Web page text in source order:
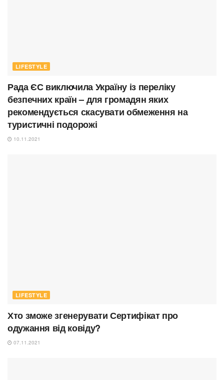
LIFESTYLE
Рада ЄС виключила Україну із переліку
безпечних країн – для громадян яких
рекомендується скасувати обмеження на
туристичні подорожі
10.11.2021
LIFESTYLE
Хто зможе згенерувати Сертифікат про
одужання від ковіду?
07.11.2021